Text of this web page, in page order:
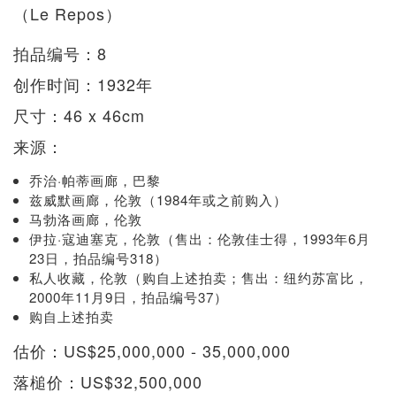
（Le Repos）
拍品编号：8
创作时间：1932年
尺寸：46 x 46cm
来源：
乔治·帕蒂画廊，巴黎
兹威默画廊，伦敦（1984年或之前购入）
马勃洛画廊，伦敦
伊拉·寇迪塞克，伦敦（售出：伦敦佳士得，1993年6月
23日，拍品编号318）
私人收藏，伦敦（购自上述拍卖；售出：纽约苏富比，
2000年11月9日，拍品编号37）
购自上述拍卖
估价：US$25,000,000 - 35,000,000
落槌价：US$32,500,000